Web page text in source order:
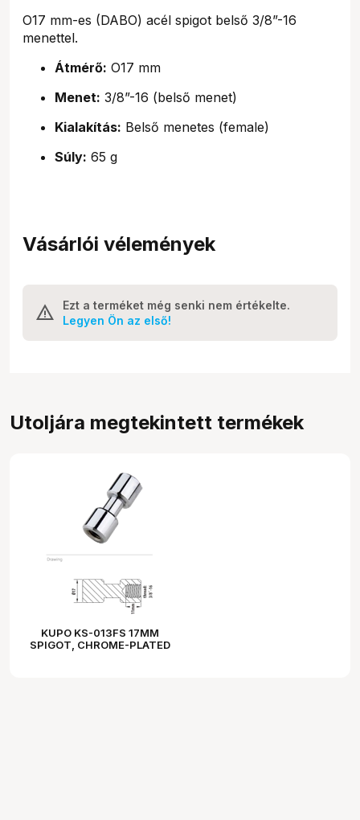
O17 mm-es (DABO) acél spigot belső 3/8”-16
menettel.
Átmérő: O17 mm
Menet: 3/8”-16 (belső menet)
Kialakítás: Belső menetes (female)
Súly: 65 g
Vásárlói vélemények
Ezt a terméket még senki nem értékelte.
Legyen Ön az első!
Utoljára megtekintett termékek
KUPO KS-013FS 17MM
SPIGOT, CHROME-PLATED